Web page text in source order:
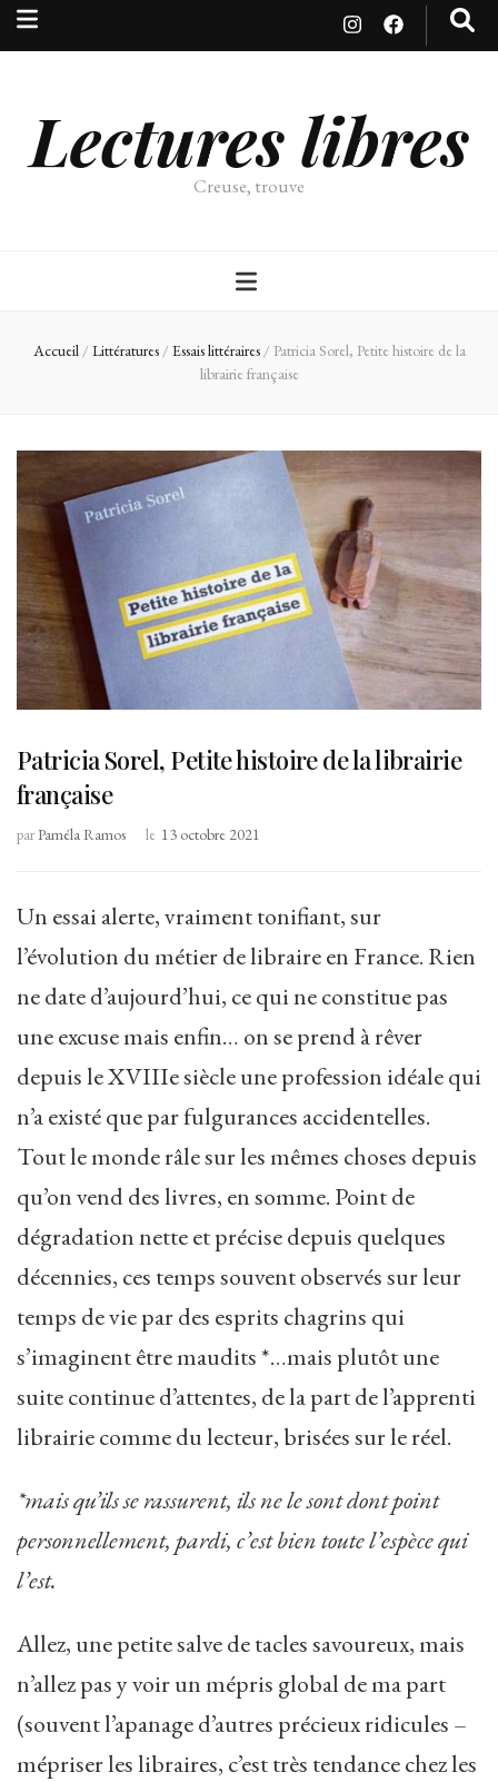
Lectures libres
Creuse, trouve
Accueil / Littératures / Essais littéraires / Patricia Sorel, Petite histoire de la
librairie française
Patricia Sorel, Petite histoire de la librairie
française
parPaméla Ramos le 13 octobre 2021
Un essai alerte, vraiment tonifiant, sur
l’évolution du métier de libraire en France. Rien
ne date d’aujourd’hui, ce qui ne constitue pas
une excuse mais enfin… on se prend à rêver
depuis le XVIIIe siècle une profession idéale qui
n’a existé que par fulgurances accidentelles.
Tout le monde râle sur les mêmes choses depuis
qu’on vend des livres, en somme. Point de
dégradation nette et précise depuis quelques
décennies, ces temps souvent observés sur leur
temps de vie par des esprits chagrins qui
s’imaginent être maudits *…mais plutôt une
suite continue d’attentes, de la part de l’apprenti
librairie comme du lecteur, brisées sur le réel.
*mais qu’ils se rassurent, ils ne le sont dont point
personnellement, pardi, c’est bien toute l’espèce qui
l’est.
Allez, une petite salve de tacles savoureux, mais
n’allez pas y voir un mépris global de ma part
(souvent l’apanage d’autres précieux ridicules –
mépriser les libraires, c’est très tendance chez les